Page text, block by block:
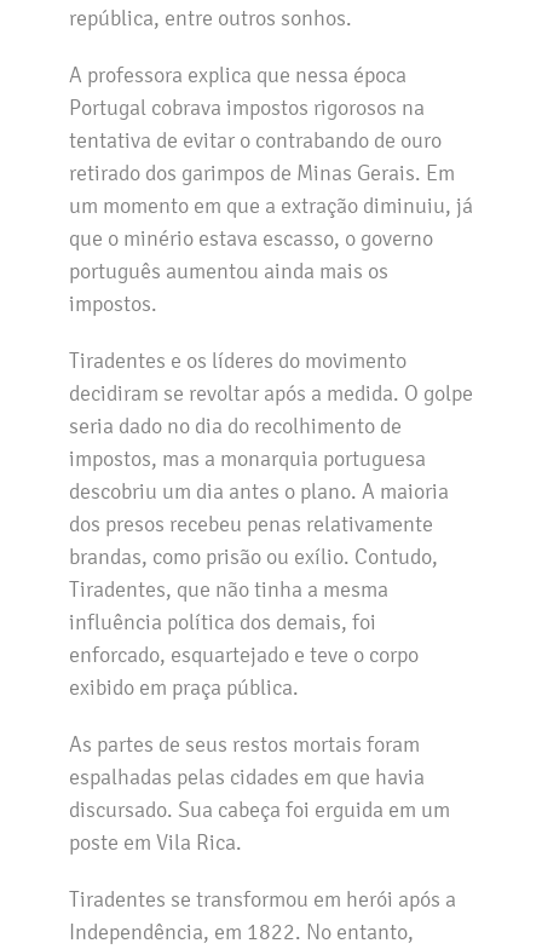
república, entre outros sonhos.
A professora explica que nessa época
Portugal cobrava impostos rigorosos na
tentativa de evitar o contrabando de ouro
retirado dos garimpos de Minas Gerais. Em
um momento em que a extração diminuiu, já
que o minério estava escasso, o governo
português aumentou ainda mais os
impostos.
Tiradentes e os líderes do movimento
decidiram se revoltar após a medida. O golpe
seria dado no dia do recolhimento de
impostos, mas a monarquia portuguesa
descobriu um dia antes o plano. A maioria
dos presos recebeu penas relativamente
brandas, como prisão ou exílio. Contudo,
Tiradentes, que não tinha a mesma
influência política dos demais, foi
enforcado, esquartejado e teve o corpo
exibido em praça pública.
As partes de seus restos mortais foram
espalhadas pelas cidades em que havia
discursado. Sua cabeça foi erguida em um
poste em Vila Rica.
Tiradentes se transformou em herói após a
Independência, em 1822. No entanto,